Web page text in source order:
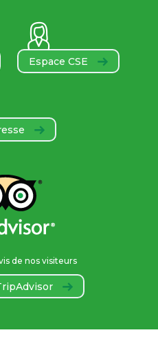
Espace CSE
de nos visiteurs